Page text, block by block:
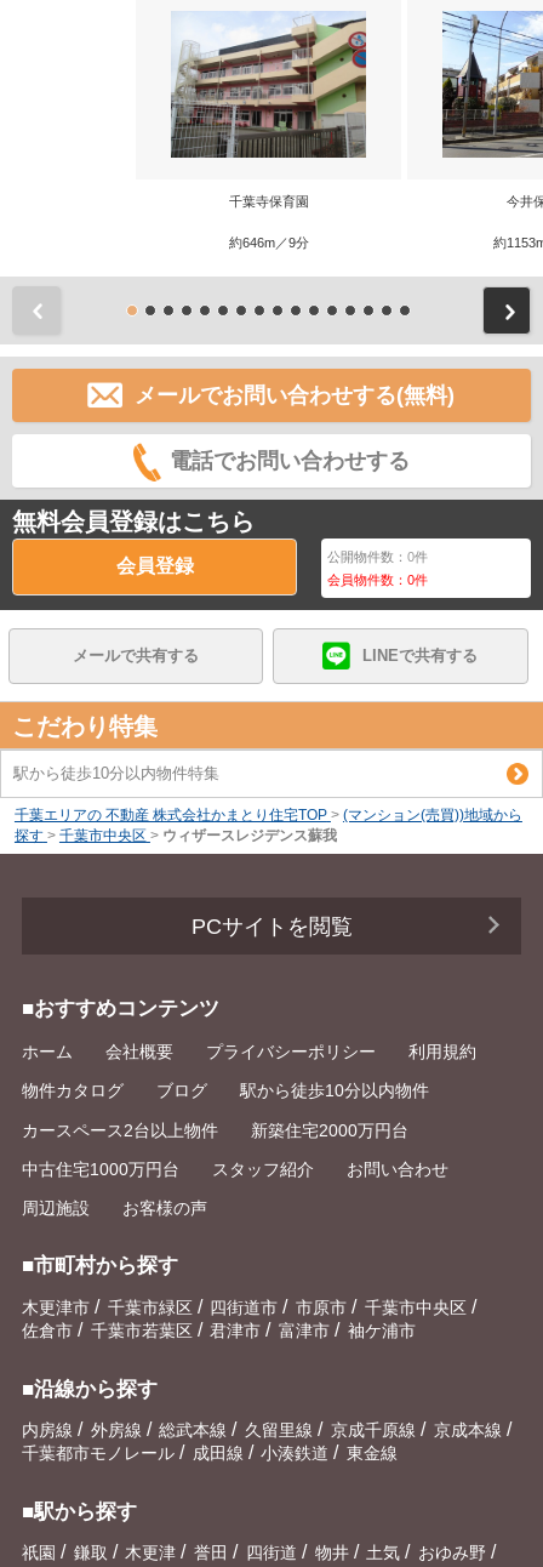
千葉寺保育園
約646m／9分
今井
約
メールでお問い合わせする(無料)
電話でお問い合わせする
無料会員登録はこちら
会員登録 公開物件数：0件
会員物件数：0件
メールで共有する LINEで共有する
こだわり特集
駅から徒歩10分以内物件特集
千葉エリアの 不動産 株式会社かまとり住宅TOP > (マンション(売買))地域から
探す > 千葉市中央区 > ウィザースレジデンス蘇我
PCサイトを閲覧
■おすすめコンテンツ
ホーム 会社概要 プライバシーポリシー 利用規約
物件カタログ ブログ 駅から徒歩10分以内物件
カースペース2台以上物件 新築住宅2000万円台
中古住宅1000万円台 スタッフ紹介 お問い合わせ
周辺施設 お客様の声
■市町村から探す
木更津市 / 千葉市緑区 / 四街道市 / 市原市 / 千葉市中央区 /
佐倉市 / 千葉市若葉区 / 君津市 / 富津市 / 袖ケ浦市
■沿線から探す
内房線 / 外房線 / 総武本線 / 久留里線 / 京成千原線 / 京成本線 /
千葉都市モノレール / 成田線 / 小湊鉄道 / 東金線
■駅から探す
祇園 / 鎌取 / 木更津 / 誉田 / 四街道 / 物井 / 土気 / おゆみ野 /